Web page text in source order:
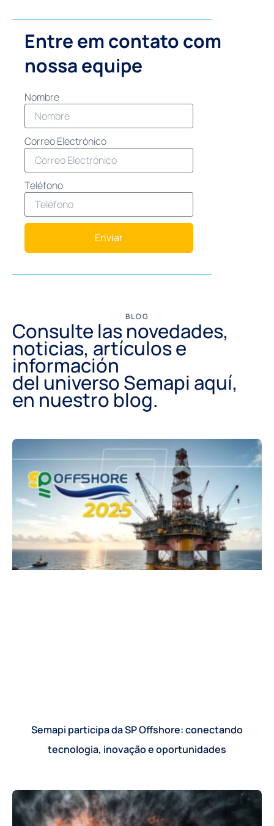
Entre em contato com
nossa equipe
Nombre
Correo Electrónico
Teléfono
Enviar
BLOG
Consulte las novedades,
noticias, artículos e
información
del universo Semapi aquí,
en nuestro blog.
Semapi participa da SP Offshore: conectando
tecnologia, inovação e oportunidades